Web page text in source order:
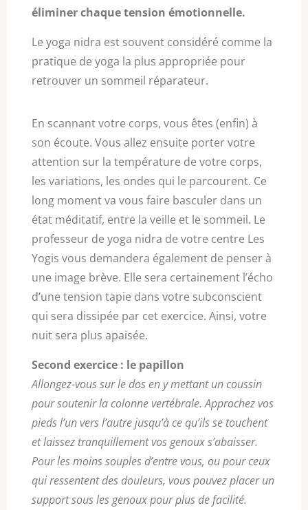
éliminer chaque tension émotionnelle.
Le yoga nidra est souvent considéré comme la
pratique de yoga la plus appropriée pour
retrouver un sommeil réparateur.
En scannant votre corps, vous êtes (enfin) à
son écoute. Vous allez ensuite porter votre
attention sur la température de votre corps,
les variations, les ondes qui le parcourent. Ce
long moment va vous faire basculer dans un
état méditatif, entre la veille et le sommeil. Le
professeur de yoga nidra de votre centre Les
Yogis vous demandera également de penser à
une image brève. Elle sera certainement l’écho
d’une tension tapie dans votre subconscient
qui sera dissipée par cet exercice. Ainsi, votre
nuit sera plus apaisée.
Second exercice : le papillon
Allongez-vous sur le dos en y mettant un coussin
pour soutenir la colonne vertébrale. Approchez vos
pieds l’un vers l’autre jusqu’à ce qu’ils se touchent
et laissez tranquillement vos genoux s’abaisser.
Pour les moins souples d’entre vous, ou pour ceux
qui ressentent des douleurs, vous pouvez placer un
support sous les genoux pour plus de facilité.